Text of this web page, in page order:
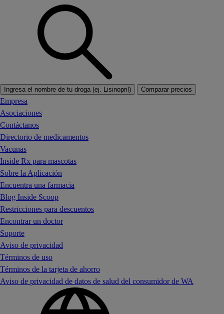
Ingresa el nombre de tu droga (ej. Lisinopril) Comparar precios
Empresa
Asociaciones
Contáctanos
Directorio de medicamentos
Vacunas
Inside Rx para mascotas
Sobre la Aplicación
Encuentra una farmacia
Blog Inside Scoop
Restricciones para descuentos
Encontrar un doctor
Soporte
Aviso de privacidad
Términos de uso
Términos de la tarjeta de ahorro
Aviso de privacidad de datos de salud del consumidor de WA